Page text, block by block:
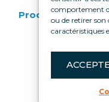
comportement
ou de retirer
caractéristiques
Produktvorteile